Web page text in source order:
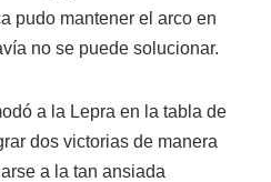
pudo mantener el arco en
no se puede solucionar.
a la Lepra en la tabla de
dos victorias de manera
a la tan ansiada